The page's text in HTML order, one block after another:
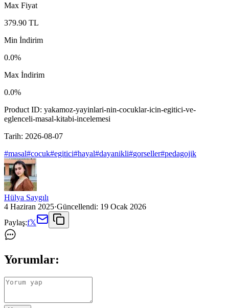
Max Fiyat
379.90 TL
Min İndirim
0.0%
Max İndirim
0.0%
Product ID: yakamoz-yayinlari-nin-cocuklar-icin-egitici-ve-
eglenceli-masal-kitabi-incelemesi
Tarih: 2026-08-07
#masal#cocuk#egitici#hayal#dayanikli#gorseller#pedagojik
Hülya Saygılı
4 Haziran 2025·Güncellendi: 19 Ocak 2026
Paylaş:f𝕏
Yorumlar: